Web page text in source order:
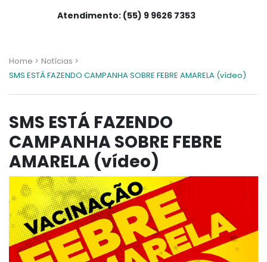
Atendimento: (55) 9 9626 7353
Home > Notícias >
SMS ESTÁ FAZENDO CAMPANHA SOBRE FEBRE AMARELA (vídeo)
SMS ESTÁ FAZENDO
CAMPANHA SOBRE FEBRE
AMARELA (vídeo)